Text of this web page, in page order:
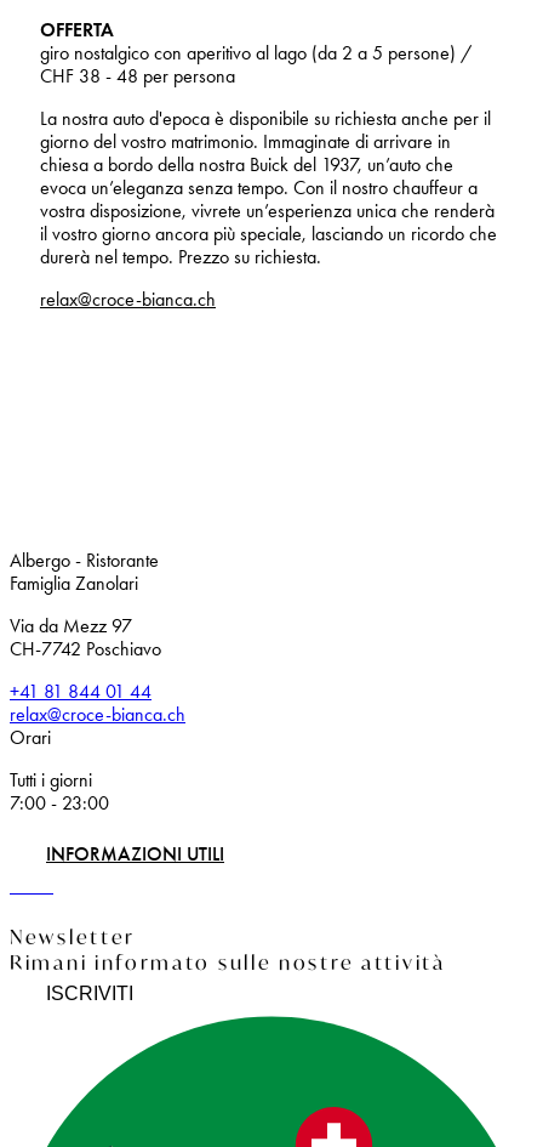
OFFERTA
giro nostalgico con aperitivo al lago (da 2 a 5 persone) /
CHF 38 - 48 per persona
La nostra auto d'epoca è disponibile su richiesta anche per il
giorno del vostro matrimonio. Immaginate di arrivare in
chiesa a bordo della nostra Buick del 1937, un’auto che
evoca un’eleganza senza tempo. Con il nostro chauffeur a
vostra disposizione, vivrete un’esperienza unica che renderà
il vostro giorno ancora più speciale, lasciando un ricordo che
durerà nel tempo. Prezzo su richiesta.
relax@croce-bianca.ch
Albergo - Ristorante
Famiglia Zanolari
Via da Mezz 97
CH-7742 Poschiavo
+41 81 844 01 44
relax@croce-bianca.ch
Orari
Tutti i giorni
7:00 - 23:00
INFORMAZIONI UTILI
Newsletter
Rimani informato sulle nostre attività
ISCRIVITI